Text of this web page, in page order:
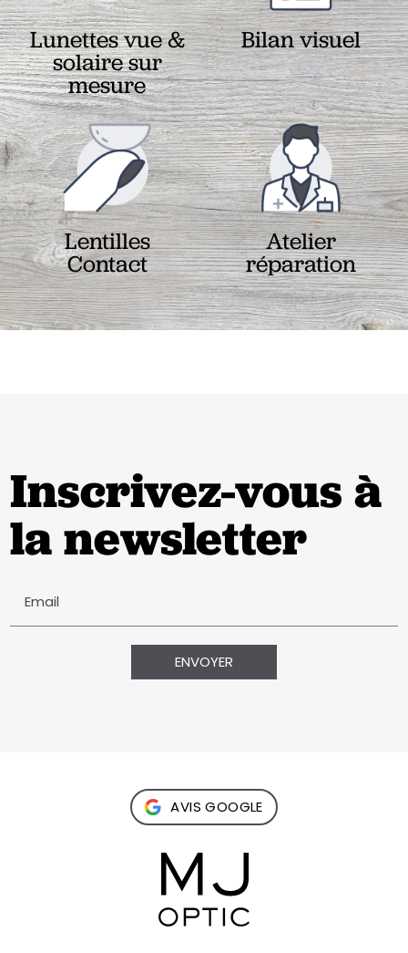
Lunettes vue &
solaire sur
mesure
Bilan visuel
Lentilles
Contact
Atelier
réparation
Inscrivez-vous à
la newsletter
Email
AVIS GOOGLE